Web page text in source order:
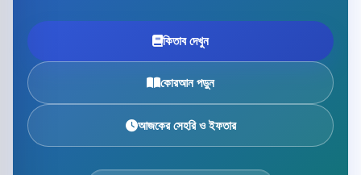
কিতাব দেখুন
কোরআন পড়ুন
আজকের সেহরি ও ইফতার